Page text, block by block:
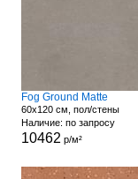
Fog Ground Matte
60x120 см, пол/стены
Наличие: по запросу
10462 р/м²